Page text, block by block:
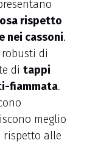
rispetto
nei cassoni.
di
di tappi
fiammata.
meglio
rispetto alle